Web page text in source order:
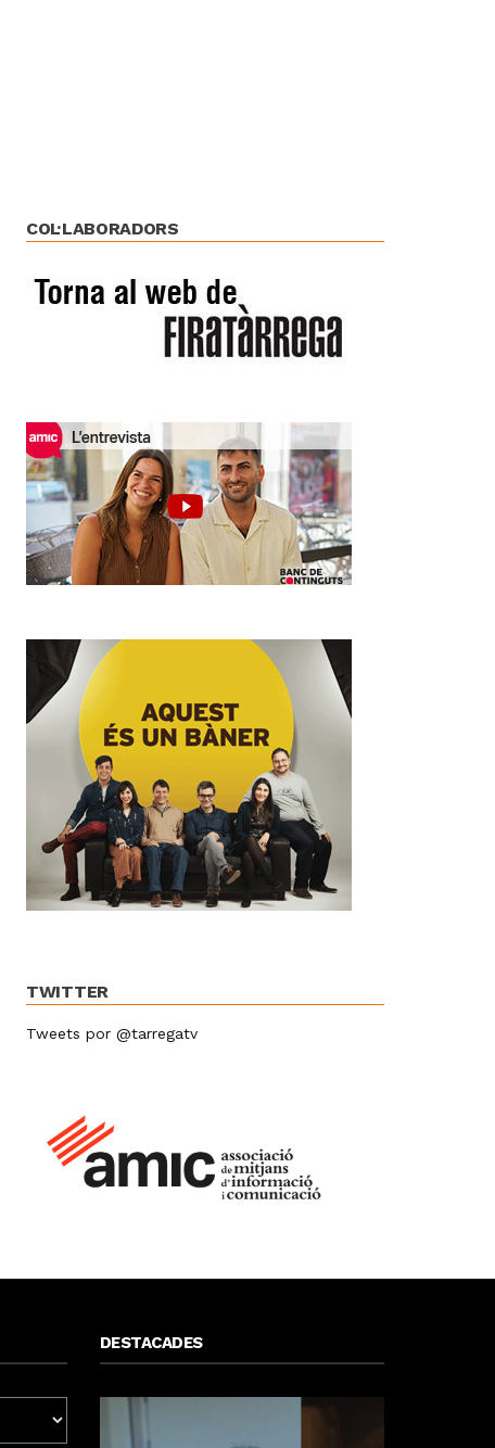
COL·LABORADORS
TWITTER
Tweets por @tarregatv
DESTACADES